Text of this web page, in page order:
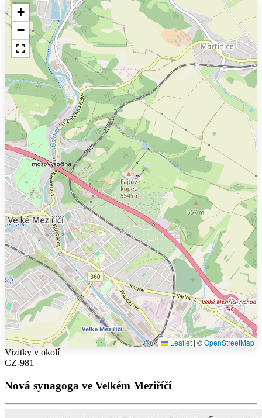
+
−
Leaflet | ©OpenStreetMap
Vizitky v okolí
CZ-981
Nová synagoga ve Velkém Meziříčí